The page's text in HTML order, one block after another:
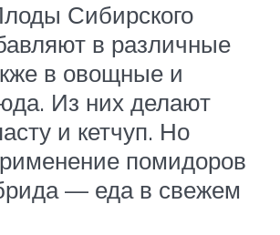
Сибирского
в различные
в овощные и
Из них делают
и кетчуп. Но
помидоров
— еда в свежем